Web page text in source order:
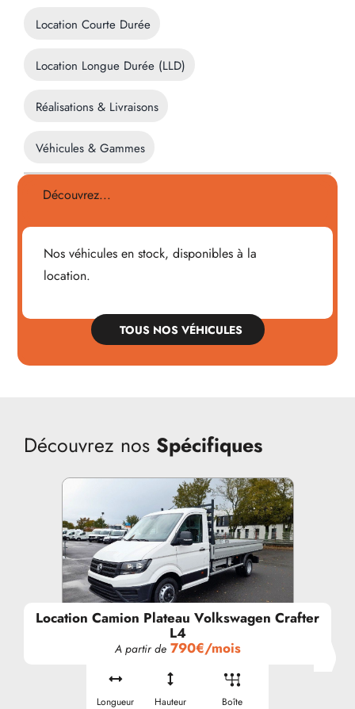
Location Courte Durée
Location Longue Durée (LLD)
Réalisations & Livraisons
Véhicules & Gammes
Découvrez...
Nos véhicules en stock, disponibles à la
location.
TOUS NOS VÉHICULES
Découvrez nos Spécifiques
Location Camion Plateau Volkswagen Crafter
L4
A partir de 790€/mois
Longueur Hauteur Boîte